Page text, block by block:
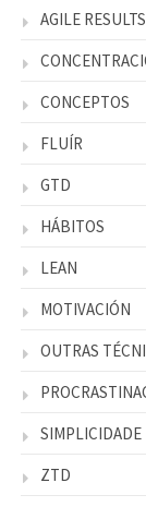
AGILE RESULTS
CONCEPTOS
FLUÍR
GTD
HÁBITOS
LEAN
MOTIVACIÓN
OUTRAS
SIMPLICIDADE
ZTD